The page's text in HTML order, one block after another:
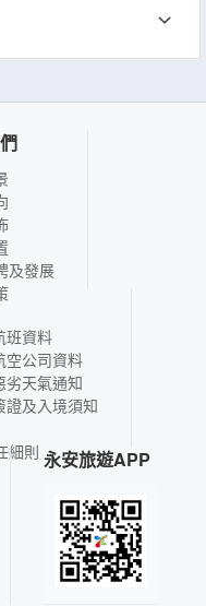
及發展
班資料
空公司資料
劣天氣通知
證及入境須知
細則 永安旅遊APP